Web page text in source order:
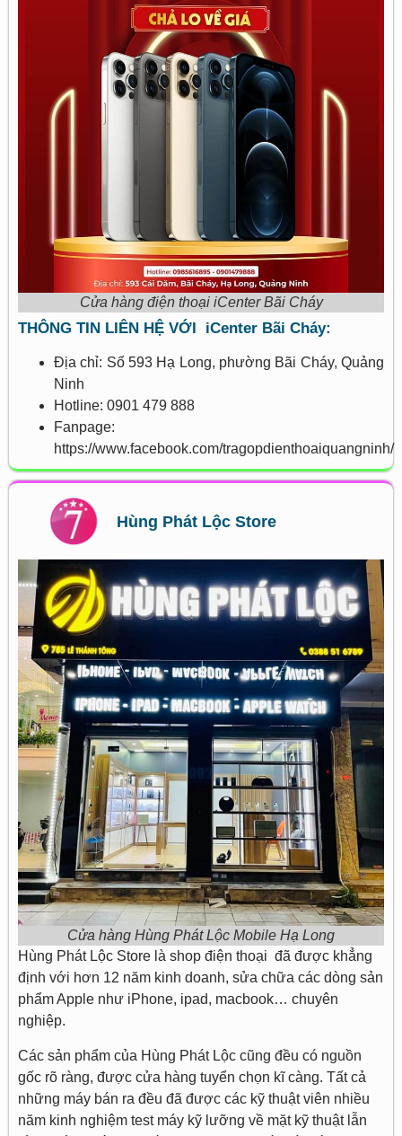
Cửa hàng điện thoại iCenter Bãi Cháy
THÔNG TIN LIÊN HỆ VỚI iCenter Bãi Cháy:
Địa chỉ: Số 593 Hạ Long, phường Bãi Cháy, Quảng
Ninh
Hotline: 0901 479 888
Fanpage:
https://www.facebook.com/tragopdienthoaiquangninh/
Hùng Phát Lộc Store
Cửa hàng Hùng Phát Lộc Mobile Hạ Long
Hùng Phát Lộc Store là shop điện thoại đã được khẳng
định với hơn 12 năm kinh doanh, sửa chữa các dòng sản
phẩm Apple như iPhone, ipad, macbook… chuyên
nghiệp.
Các sản phẩm của Hùng Phát Lộc cũng đều có nguồn
gốc rõ ràng, được cửa hàng tuyển chọn kĩ càng. Tất cả
những máy bán ra đều đã được các kỹ thuật viên nhiều
năm kinh nghiệm test máy kỹ lưỡng về mặt kỹ thuật lẫn